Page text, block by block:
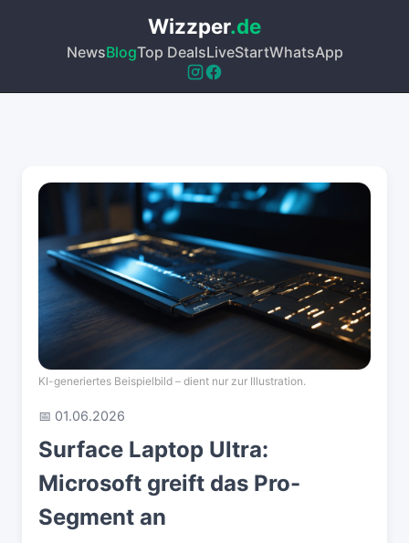
Wizzper.de
NewsBlogTop DealsLiveStartWhatsApp
KI-generiertes Beispielbild – dient nur zur Illustration.
📅 01.06.2026
Surface Laptop Ultra:
Microsoft greift das Pro-
Segment an